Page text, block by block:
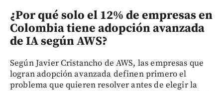
¿Por qué solo el 12% de empresas en
Colombia tiene adopción avanzada
de IA según AWS?
Según Javier Cristancho de AWS, las empresas que
logran adopción avanzada definen primero el
problema que quieren resolver antes de elegir la